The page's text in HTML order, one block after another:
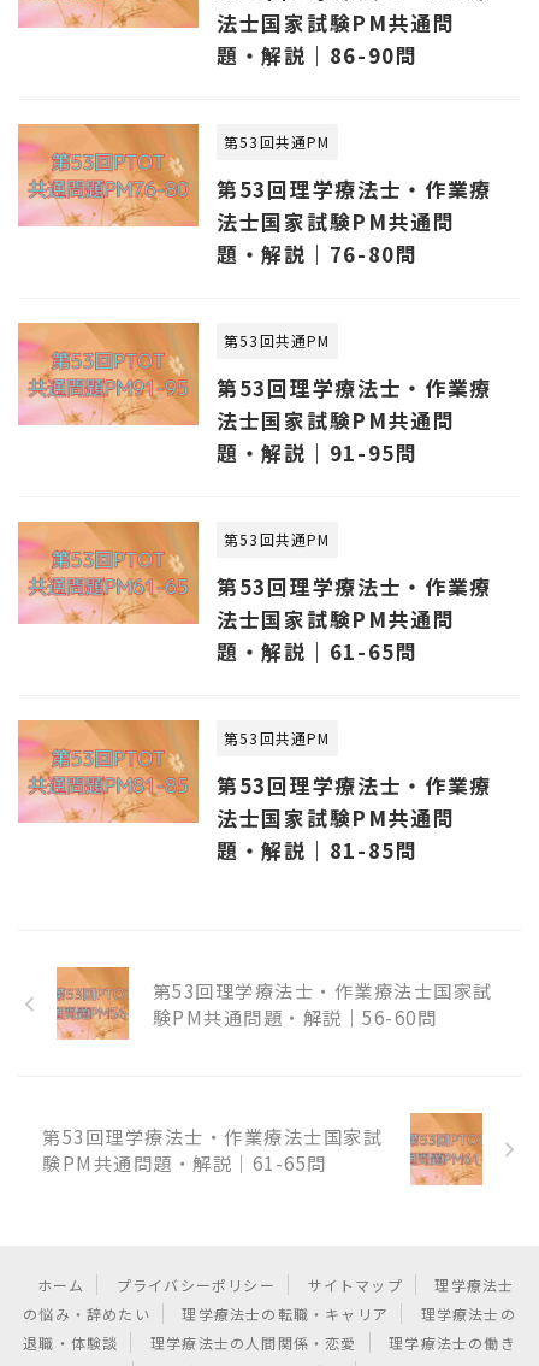
法士国家試験PM共通問
題・解説｜86-90問
第53回共通PM
第53回理学療法士・作業療
法士国家試験PM共通問
題・解説｜76-80問
第53回共通PM
第53回理学療法士・作業療
法士国家試験PM共通問
題・解説｜91-95問
第53回共通PM
第53回理学療法士・作業療
法士国家試験PM共通問
題・解説｜61-65問
第53回共通PM
第53回理学療法士・作業療
法士国家試験PM共通問
題・解説｜81-85問
第53回理学療法士・作業療法士国家試
験PM共通問題・解説｜56-60問
第53回理学療法士・作業療法士国家試
験PM共通問題・解説｜61-65問
ホーム プライバシーポリシー サイトマップ
理学療法士
の悩み・辞めたい
理学療法士の転職・キャリア
理学療法士の
退職・体験談
理学療法士の人間関係・恋愛
理学療法士の働き